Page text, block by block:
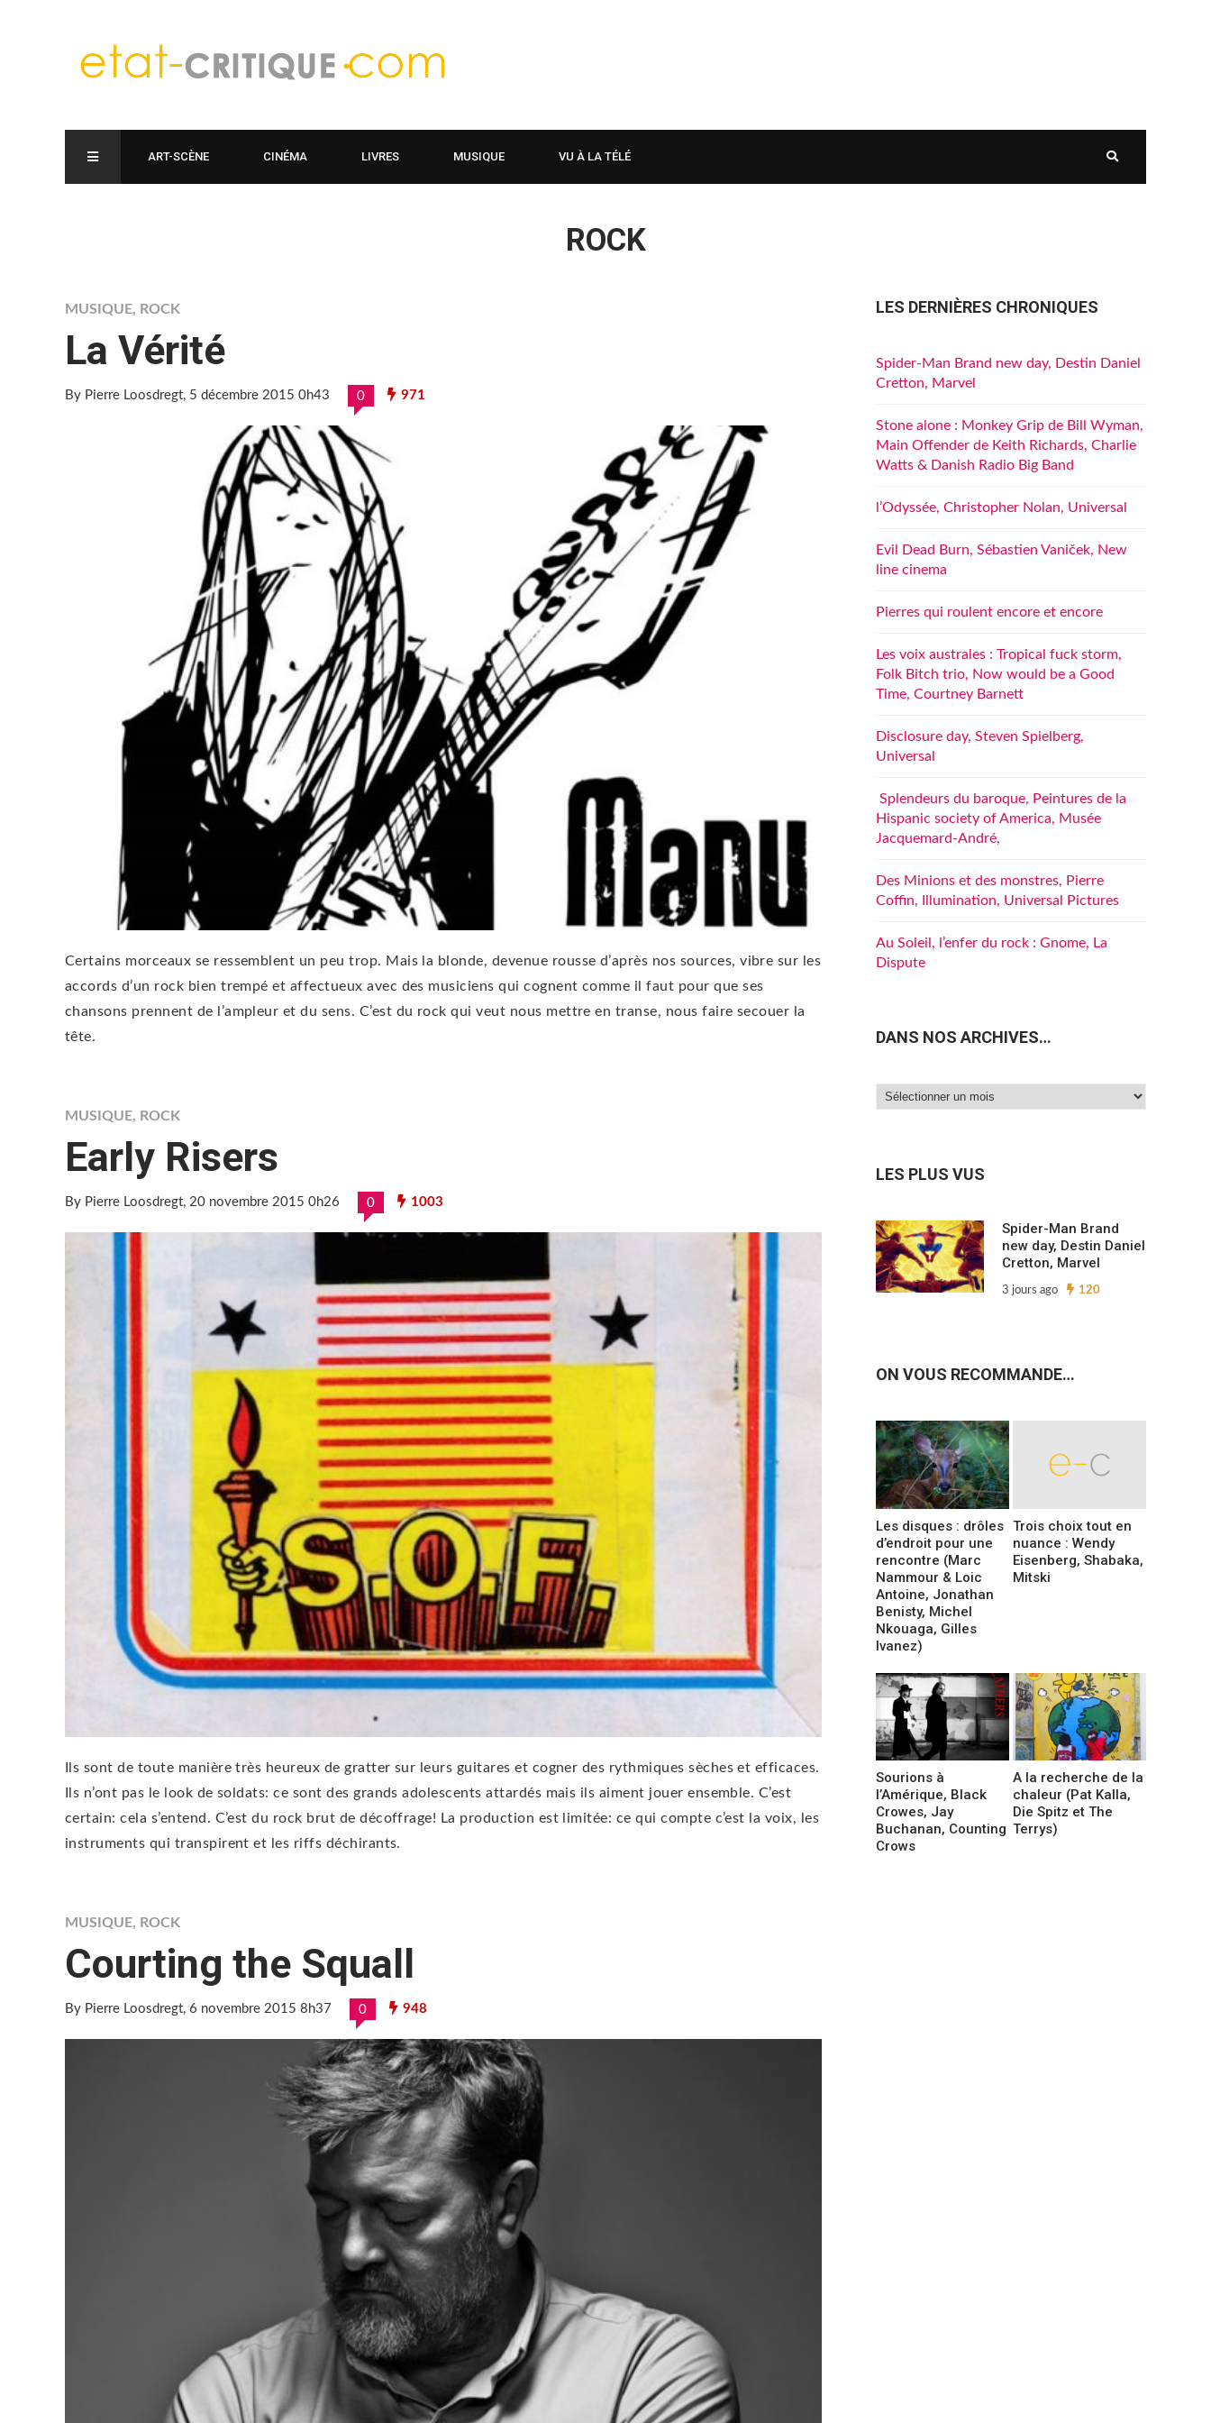
ART-SCÈNE CINÉMA LIVRES MUSIQUE VU À LA TÉLÉ
ROCK
MUSIQUE, ROCK
La Vérité
By Pierre Loosdregt, 5 décembre 2015 0h43 0 971
Certains morceaux se ressemblent un peu trop. Mais la blonde, devenue rousse d’après nos sources, vibre sur les
accords d’un rock bien trempé et affectueux avec des musiciens qui cognent comme il faut pour que ses
chansons prennent de l’ampleur et du sens. C’est du rock qui veut nous mettre en transe, nous faire secouer la
tête.
MUSIQUE, ROCK
Early Risers
By Pierre Loosdregt, 20 novembre 2015 0h26 0 1003
Ils sont de toute manière très heureux de gratter sur leurs guitares et cogner des rythmiques sèches et efficaces.
Ils n’ont pas le look de soldats: ce sont des grands adolescents attardés mais ils aiment jouer ensemble. C’est
certain: cela s’entend. C’est du rock brut de décoffrage! La production est limitée: ce qui compte c’est la voix, les
instruments qui transpirent et les riffs déchirants.
MUSIQUE, ROCK
Courting the Squall
By Pierre Loosdregt, 6 novembre 2015 8h37 0 948
LES DERNIÈRES CHRONIQUES
Spider-Man Brand new day, Destin Daniel
Cretton, Marvel
Stone alone : Monkey Grip de Bill Wyman,
Main Offender de Keith Richards, Charlie
Watts & Danish Radio Big Band
l’Odyssée, Christopher Nolan, Universal
Evil Dead Burn, Sébastien Vaniček, New
line cinema
Pierres qui roulent encore et encore
Les voix australes : Tropical fuck storm,
Folk Bitch trio, Now would be a Good
Time, Courtney Barnett
Disclosure day, Steven Spielberg,
Universal
Splendeurs du baroque, Peintures de la
Hispanic society of America, Musée
Jacquemard-André,
Des Minions et des monstres, Pierre
Coffin, Illumination, Universal Pictures
Au Soleil, l’enfer du rock : Gnome, La
Dispute
DANS NOS ARCHIVES…
Dans
LES PLUS VUS
Spider-Man Brand
new day, Destin Daniel
Cretton, Marvel
3 jours ago 120
ON VOUS RECOMMANDE…
Les disques : drôles
d’endroit pour une
rencontre (Marc
Nammour & Loic
Antoine, Jonathan
Benisty, Michel
Nkouaga, Gilles
Ivanez)
Trois choix tout en
nuance : Wendy
Eisenberg, Shabaka,
Mitski
Sourions à
l’Amérique, Black
Crowes, Jay
Buchanan, Counting
Crows
A la recherche de la
chaleur (Pat Kalla,
Die Spitz et The
Terrys)